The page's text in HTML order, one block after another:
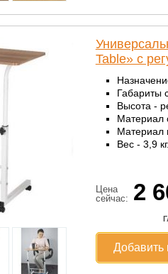
Table» с
Габариты
Высота -
Материал
Материал
Вес - 3,9 кг.
Цена
сейчас: 2
Добавить